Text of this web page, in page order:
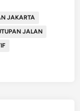
JAKARTA
JALAN